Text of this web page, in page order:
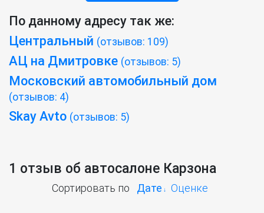
По данному адресу так же:
Центральный (отзывов: 109)
АЦ на Дмитровке (отзывов: 5)
Московский автомобильный дом
(отзывов: 4)
Skay Avto (отзывов: 5)
1 отзыв об автосалоне Карзона
Сортировать по Дате Оценке